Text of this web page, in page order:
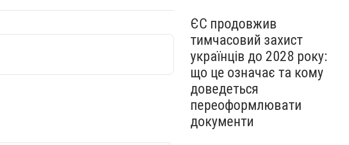
ЄС продовжив
тимчасовий захист
українців до 2028 року:
що це означає та кому
доведеться
переоформлювати
документи